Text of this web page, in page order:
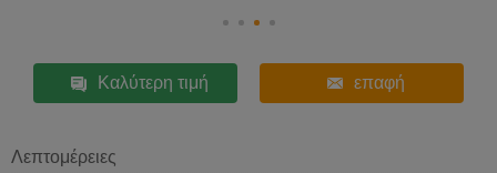
Καλύτερη τιμή επαφή
Λεπτομέρειες